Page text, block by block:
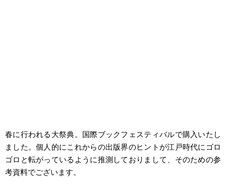
春に行われる大祭典。国際ブックフェスティバルで購入いたし
ました。個人的にこれからの出版界のヒントが江戸時代にゴロ
ゴロと転がっているように推測しておりまして、そのための参
考資料でございます。